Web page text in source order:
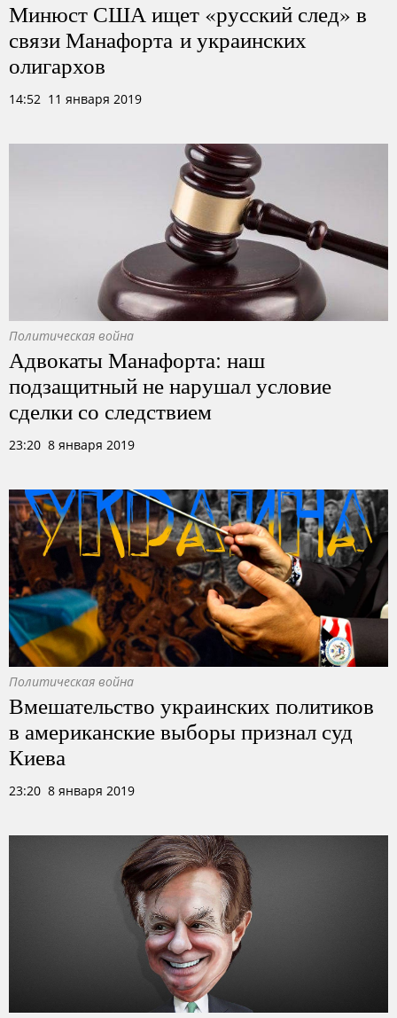
Минюст США ищет «русский след» в
связи Манафорта и украинских
олигархов
14:52 11 января 2019
Политическая война
Адвокаты Манафорта: наш
подзащитный не нарушал условие
сделки со следствием
23:20 8 января 2019
Политическая война
Вмешательство украинских политиков
в американские выборы признал суд
Киева
23:20 8 января 2019